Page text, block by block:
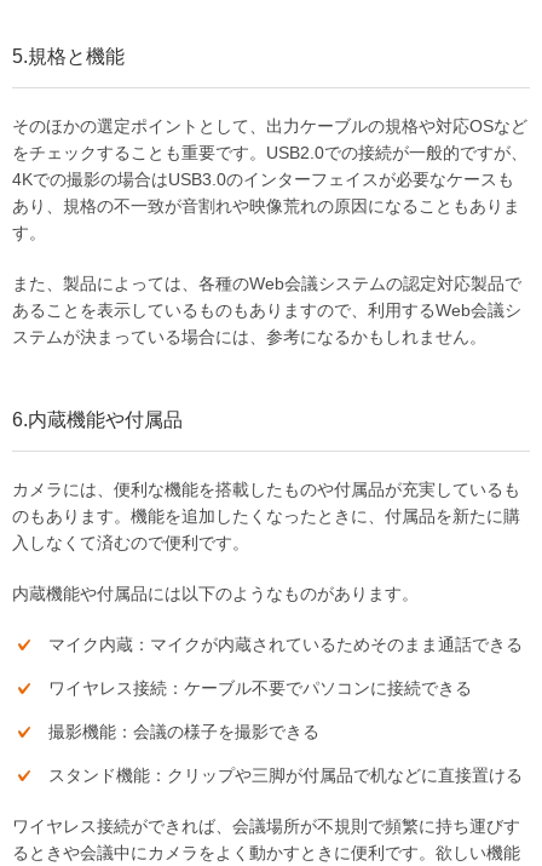
5.規格と機能
そのほかの選定ポイントとして、出力ケーブルの規格や対応OSなど
をチェックすることも重要です。USB2.0での接続が一般的ですが、
4Kでの撮影の場合はUSB3.0のインターフェイスが必要なケースも
あり、規格の不一致が音割れや映像荒れの原因になることもありま
す。
また、製品によっては、各種のWeb会議システムの認定対応製品で
あることを表示しているものもありますので、利用するWeb会議シ
ステムが決まっている場合には、参考になるかもしれません。
6.内蔵機能や付属品
カメラには、便利な機能を搭載したものや付属品が充実しているも
のもあります。機能を追加したくなったときに、付属品を新たに購
入しなくて済むので便利です。
内蔵機能や付属品には以下のようなものがあります。
マイク内蔵：マイクが内蔵されているためそのまま通話できる
ワイヤレス接続：ケーブル不要でパソコンに接続できる
撮影機能：会議の様子を撮影できる
スタンド機能：クリップや三脚が付属品で机などに直接置ける
ワイヤレス接続ができれば、会議場所が不規則で頻繁に持ち運びす
るときや会議中にカメラをよく動かすときに便利です。欲しい機能